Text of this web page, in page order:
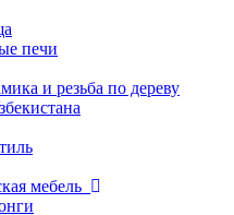
печи
и резьба по дереву
мебель